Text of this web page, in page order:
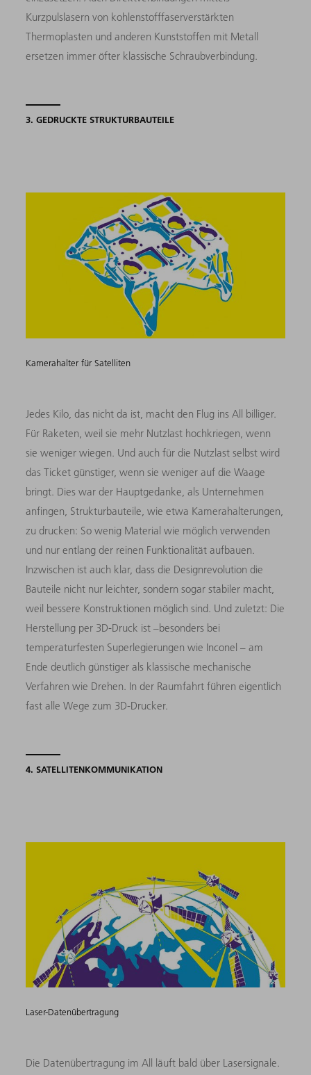
Kurzpulslasern von kohlenstofffaserverstärkten
Thermoplasten und anderen Kunststoffen mit Metall
ersetzen immer öfter klassische Schraubverbindung.
3. GEDRUCKTE STRUKTURBAUTEILE
Kamerahalter für Satelliten
Jedes Kilo, das nicht da ist, macht den Flug ins All billiger.
Für Raketen, weil sie mehr Nutzlast hochkriegen, wenn
sie weniger wiegen. Und auch für die Nutzlast selbst wird
das Ticket günstiger, wenn sie weniger auf die Waage
bringt. Dies war der Hauptgedanke, als Unternehmen
anfingen, Strukturbauteile, wie etwa Kamerahalterungen,
zu drucken: So wenig Material wie möglich verwenden
und nur entlang der reinen Funktionalität aufbauen.
Inzwischen ist auch klar, dass die Designrevolution die
Bauteile nicht nur leichter, sondern sogar stabiler macht,
weil bessere Konstruktionen möglich sind. Und zuletzt: Die
Herstellung per 3D-Druck ist –besonders bei
temperaturfesten Superlegierungen wie Inconel – am
Ende deutlich günstiger als klassische mechanische
Verfahren wie Drehen. In der Raumfahrt führen eigentlich
fast alle Wege zum 3D-Drucker.
4. SATELLITENKOMMUNIKATION
Laser-Datenübertragung
Die Datenübertragung im All läuft bald über Lasersignale.